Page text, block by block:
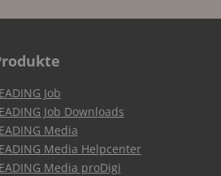
Job
Job Downloads
Media
Media Helpcenter
Media proDigi